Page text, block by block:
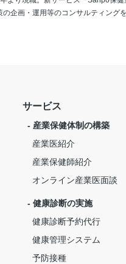
企画・運用等のコンサルティングを
サービス
- 産業保健体制の構築
産業医紹介
産業保健師紹介
オンライン産業医面談
- 健康診断の実施
健康診断予約代行
健康管理システム
予防接種